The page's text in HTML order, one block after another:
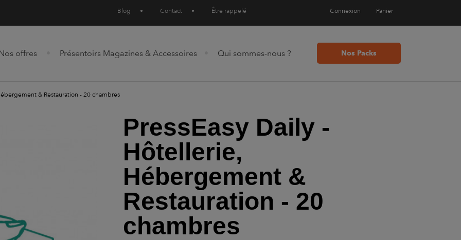
Blog • Contact • Être rappelé Panier
Connexion
offres Présentoirs Magazines & Accessoires Qui sommes-nous ? Nos Packs
& Restauration - 20 chambres
PressEasy Daily -
Hôtellerie,
Hébergement &
Restauration - 20
chambres